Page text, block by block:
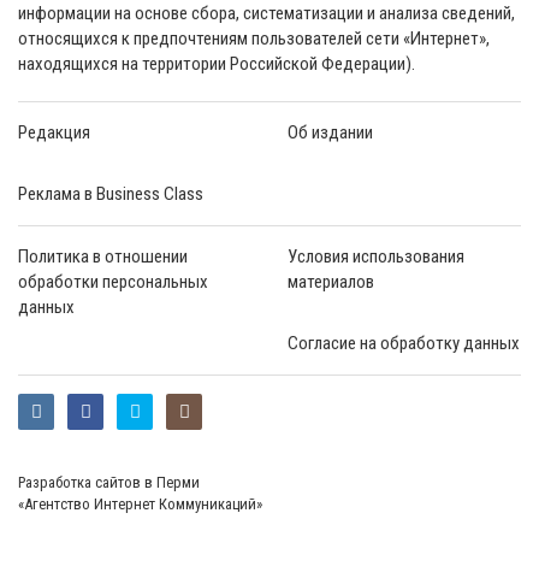
информации на основе сбора, систематизации и анализа сведений,
относящихся к предпочтениям пользователей сети «Интернет»,
находящихся на территории Российской Федерации).
Редакция Об издании
Реклама в Business Class
Политика в отношении
обработки персональных
данных
Условия использования
материалов
Согласие на обработку данных
Разработка сайтов в Перми
«Агентство Интернет Коммуникаций»